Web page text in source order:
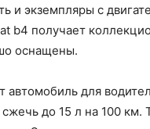
и экземпляры с
b4 получает
оснащены.
автомобиль для
до 15 л на 100 км.